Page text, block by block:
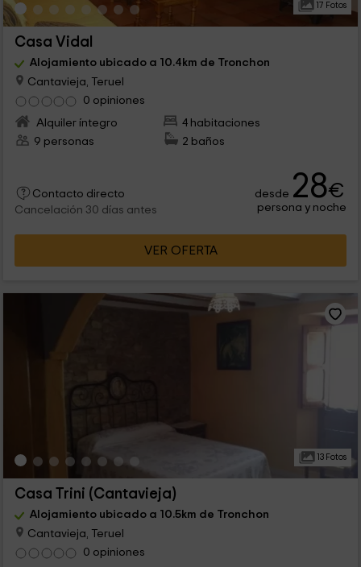
17 Fotos
Casa Vidal
Alojamiento ubicado a 10.4km de Tronchon
Cantavieja, Teruel
0 opiniones
Alquiler íntegro
4 habitaciones
9 personas
2 baños
Contacto directo
Cancelación 30 días antes
desde 28€
persona y noche
VER OFERTA
13 Fotos
Casa Trini (Cantavieja)
Alojamiento ubicado a 10.5km de Tronchon
Cantavieja, Teruel
0 opiniones